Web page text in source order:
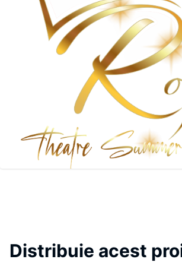
Distribuie acest